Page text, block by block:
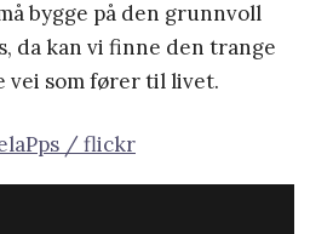
bygge på den grunnvoll
da kan vi finne den trange
vei som fører til livet.
/ flickr